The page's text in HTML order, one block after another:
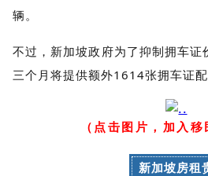
辆。
不过，新加坡政府为了抑制拥车
三个月将提供额外1614张拥车证配
（点击图片，加入移
新加坡房租